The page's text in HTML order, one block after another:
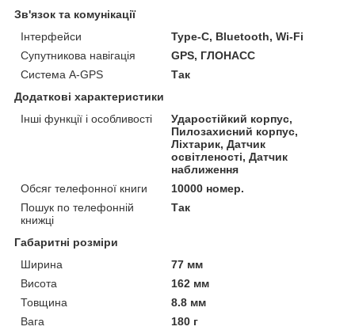
Зв'язок та комунікації
Інтерфейси
Type-C, Bluetooth, Wi-Fi
Супутникова навігація
GPS, ГЛОНАСС
Система A-GPS
Так
Додаткові характеристики
Інші функції і особливості
Ударостійкий корпус,
Пилозахисний корпус,
Ліхтарик, Датчик
освітленості, Датчик
наближення
Обсяг телефонної книги
10000 номер.
Пошук по телефонній
книжці
Так
Габаритні розміри
Ширина
77 мм
Висота
162 мм
Товщина
8.8 мм
Вага
180 г